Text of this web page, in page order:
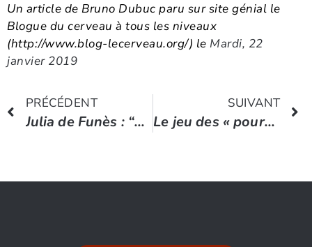
Un article de Bruno Dubuc paru sur site génial le
Blogue du cerveau à tous les niveaux
(http://www.blog-lecerveau.org/) le Mardi, 22
janvier 2019
PRÉCÉDENT
Julia de Funès : “Le bonheur au travail est une hypocrisie managériale”
SUIVANT
Le jeu des « pourquoi ? »